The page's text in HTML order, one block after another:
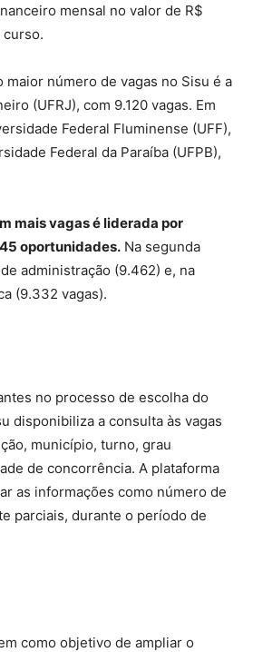
mensal no valor de R$
curso.
maior número de vagas no Sisu é a
(UFRJ), com 9.120 vagas. Em
Federal Fluminense (UFF),
Federal da Paraíba (UFPB),
mais vagas é liderada por
oportunidades. Na segunda
administração (9.462) e, na
(9.332 vagas).
no processo de escolha do
disponibiliza a consulta às vagas
município, turno, grau
de concorrência. A plataforma
as informações como número de
parciais, durante o período de
como objetivo de ampliar o